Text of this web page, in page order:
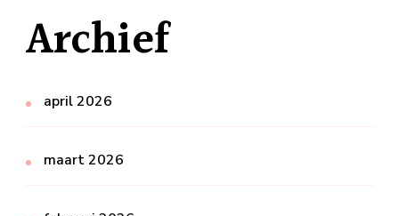
Archief
april 2026
maart 2026